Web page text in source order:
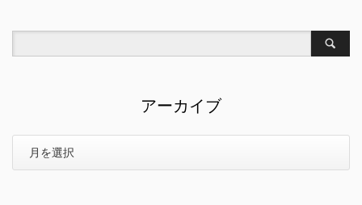
アーカイブ